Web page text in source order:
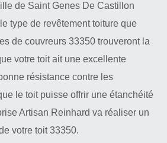
de Saint Genes De Castillon
type de revêtement toiture que
de couvreurs 33350 trouveront la
votre toit ait une excellente
résistance contre les
le toit puisse offrir une étanchéité
Artisan Reinhard va réaliser un
votre toit 33350.